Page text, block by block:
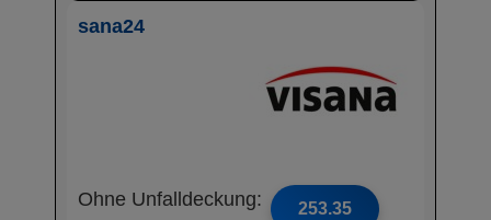
sana24
Ohne Unfalldeckung: 253.35